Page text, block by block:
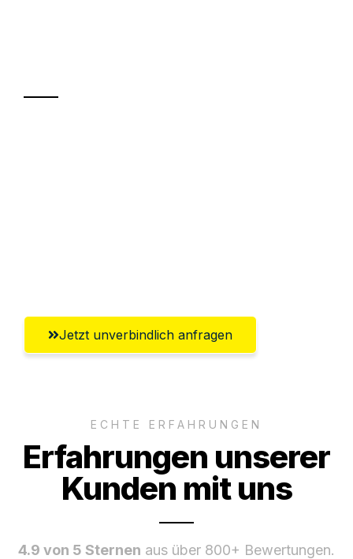
Jetzt unverbindlich anfragen
ECHTE ERFAHRUNGEN
Erfahrungen unserer
Kunden mit uns
4.9 von 5 Sternen aus über 800+ Bewertungen.